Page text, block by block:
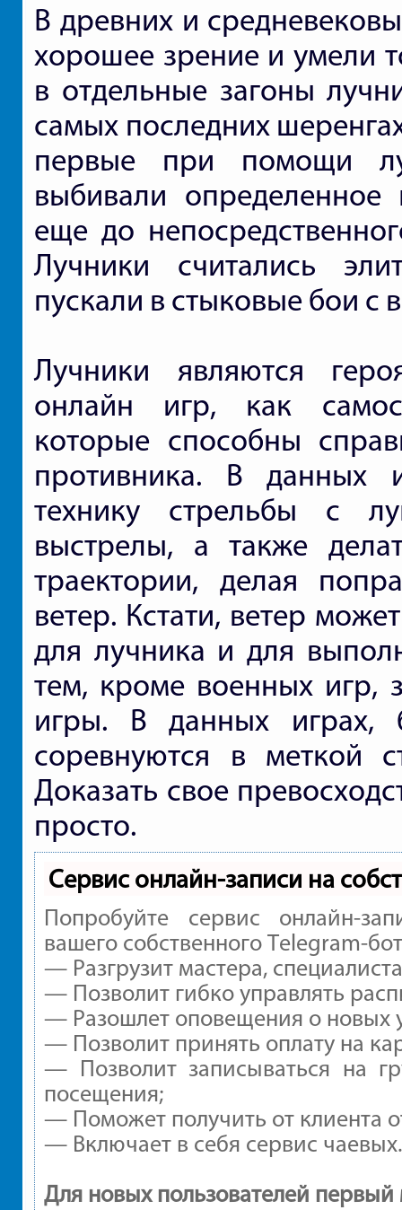
В древних и
хорошее зрение и умели
в отдельные загоны
самых последних
первые при помощи
выбивали определенное
еще до
Лучники считались
пускали в стыковые бои с
Лучники являются
онлайн игр, как
которые способны
противника. В данных
технику стрельбы с
выстрелы, а также
траектории, делая
ветер. Кстати, ветер
для лучника и для
тем, кроме военных игр,
игры. В данных играх,
соревнуются в меткой
Доказать свое
просто.
Сервис онлайн-записи на
Попробуйте сервис онлайн-
вашего собственного Telegram-
— Разгрузит мастера,
— Позволит гибко управлять
— Разошлет оповещения о новых
— Позволит принять оплату на
— Позволит записываться на
посещения;
— Поможет получить от клиента
— Включает в себя сервис чаевых.
Для новых пользователей первый